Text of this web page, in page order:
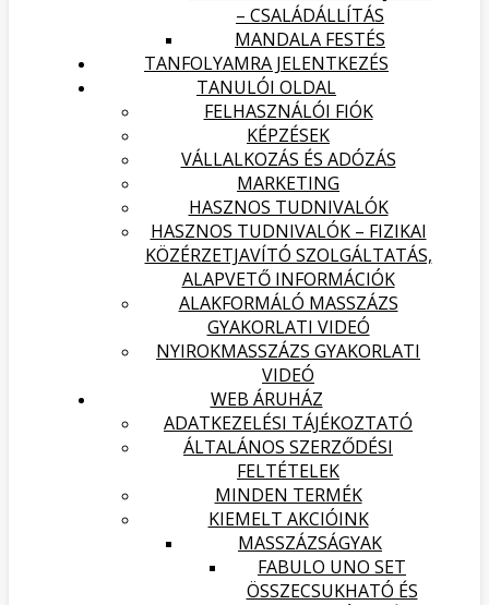
– CSALÁDÁLLÍTÁS
MANDALA FESTÉS
TANFOLYAMRA JELENTKEZÉS
TANULÓI OLDAL
FELHASZNÁLÓI FIÓK
KÉPZÉSEK
VÁLLALKOZÁS ÉS ADÓZÁS
MARKETING
HASZNOS TUDNIVALÓK
HASZNOS TUDNIVALÓK – FIZIKAI
KÖZÉRZETJAVÍTÓ SZOLGÁLTATÁS,
ALAPVETŐ INFORMÁCIÓK
ALAKFORMÁLÓ MASSZÁZS
GYAKORLATI VIDEÓ
NYIROKMASSZÁZS GYAKORLATI
VIDEÓ
WEB ÁRUHÁZ
ADATKEZELÉSI TÁJÉKOZTATÓ
ÁLTALÁNOS SZERZŐDÉSI
FELTÉTELEK
MINDEN TERMÉK
KIEMELT AKCIÓINK
MASSZÁZSÁGYAK
FABULO UNO SET
ÖSSZECSUKHATÓ ÉS